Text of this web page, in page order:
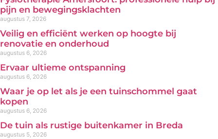
pijn en bewegingsklachten
augustus 7, 2026
Veilig en efficiënt werken op hoogte bij
renovatie en onderhoud
augustus 6, 2026
Ervaar ultieme ontspanning
augustus 6, 2026
Waar je op let als je een tuinschommel gaat
kopen
augustus 6, 2026
De tuin als rustige buitenkamer in Breda
augustus 5, 2026